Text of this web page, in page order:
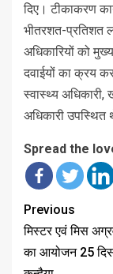
दिए। टीकाकरण
भीतरशत-प्रतिशत
अधिकारियों को
दवाईयों का क्रय
स्वास्थ्य अधिकारी,
अधिकारी उपस्थित
Spread the
Previous
मिस्टर एवं मिस
का आयोजन 25